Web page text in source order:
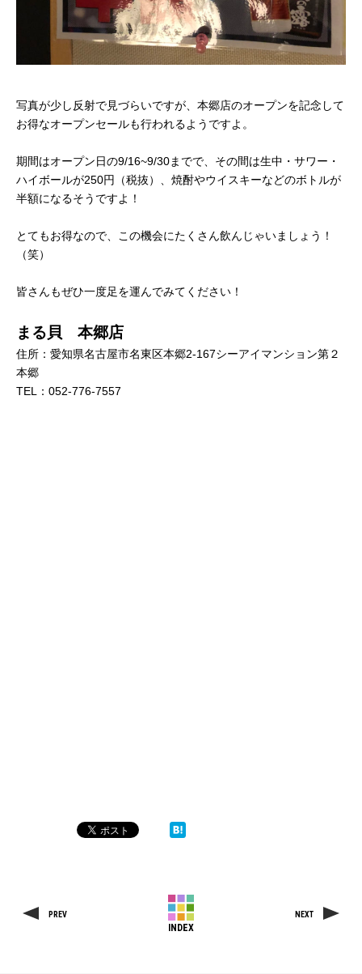
写真が少し反射で見づらいですが、本郷店のオープンを記念して
お得なオープンセールも行われるようですよ。
期間はオープン日の9/16~9/30までで、その間は生中・サワー・
ハイボールが250円（税抜）、焼酎やウイスキーなどのボトルが
半額になるそうですよ！
とてもお得なので、この機会にたくさん飲んじゃいましょう！
（笑）
皆さんもぜひ一度足を運んでみてください！
まる貝 本郷店
住所：愛知県名古屋市名東区本郷2-167シーアイマンション第２
本郷
TEL：052-776-7557
PREV
INDEX
NEXT